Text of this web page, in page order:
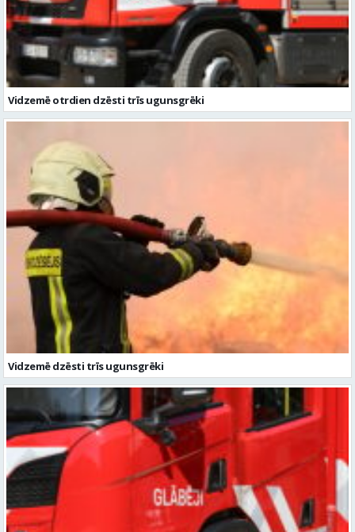
Vidzemē otrdien dzēsti trīs ugunsgrēki
Vidzemē dzēsti trīs ugunsgrēki